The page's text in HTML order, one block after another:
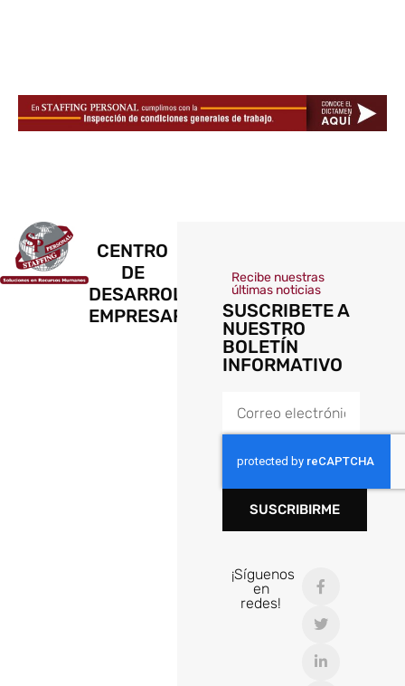
CENTRO
DE
DESARROLLO
EMPRESARIAL
Recibe nuestras
últimas noticias
SUSCRIBETE A
NUESTRO
BOLETÍN
INFORMATIVO
SUSCRIBIRME
¡Síguenos
en
redes!